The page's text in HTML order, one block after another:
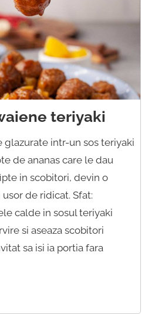
teriyaki
intr-un sos teriyaki
de ananas care le dau
in scobitori, devin o
de ridicat. Sfat:
calde in sosul teriyaki
si aseaza scobitori
sa isi ia portia fara